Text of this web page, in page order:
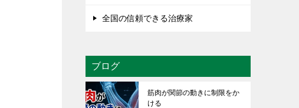
全国の信頼できる治療家
ブログ
筋肉が関節の動きに制限をか
ける